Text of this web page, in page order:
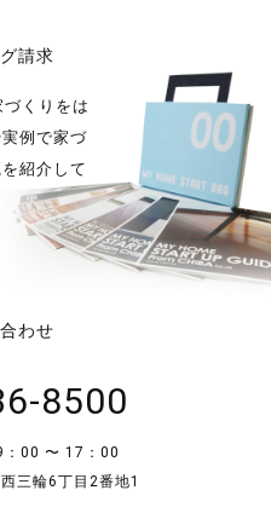
請求
くりをは
例で家づ
紹介して
わせ
8500
00 〜 17：00
三輪6丁目2番地1